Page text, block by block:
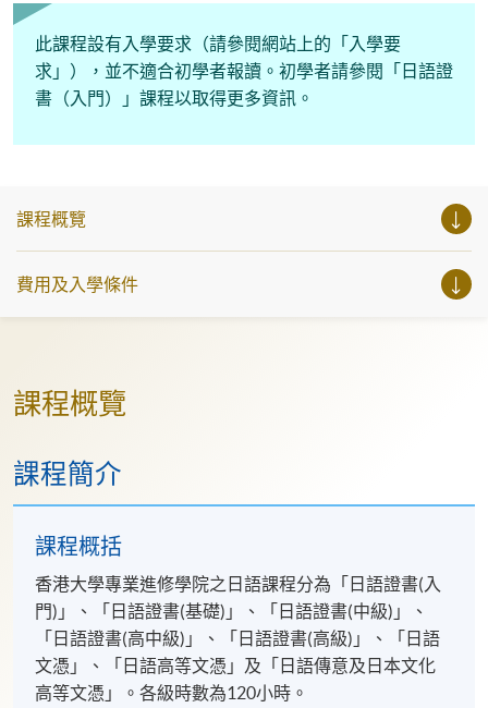
此課程設有入學要求（請參閱網站上的「入學要
求」），並不適合初學者報讀。初學者請參閱「日語證
書（入門）」課程以取得更多資訊。
課程概覽
費用及入學條件
課程概覽
課程簡介
課程概括
香港大學專業進修學院之日語課程分為「日語證書(入
門)」、「日語證書(基礎)」、「日語證書(中級)」、
「日語證書(高中級)」、「日語證書(高級)」、「日語
文憑」、「日語高等文憑」及「日語傳意及日本文化
高等文憑」。各級時數為120小時。